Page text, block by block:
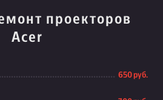
проекторов
Acer
650 руб.